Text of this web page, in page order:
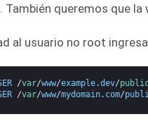
queremos que
al usuario no root
/var/www/example.dev/
/var/www/mydomain. com/